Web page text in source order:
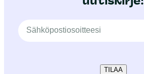
TILAA